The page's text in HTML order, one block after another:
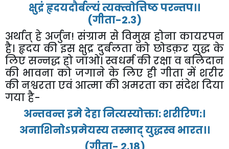
क्षुद्रंहृदयदौर्बल्यंत्यक्त्वोत्तिष्ठपरन्तप।।
(गीता-2.3)
अर्थात् हे अर्जुन!संग्राम से विमुख होना कायरपन
है। हृदय की इस क्षुद्र दुर्बलता को छोडक़र युद्ध के
लिएसन्नद्धहोजाओ। स्वधर्मकीरक्षावबलिदान
की भावना को जगाने के लिए ही गीता में शरीर
कीनश्वरताएवं आत्माकी अमरताकासंदेशदिया
गयाहै-
अन्तवन्तइमेदेहानित्यस्योक्ता:शरीरिण:।
अनाशिनोऽप्रमेयस्यतस्माद्युद्धस्वभारत।।